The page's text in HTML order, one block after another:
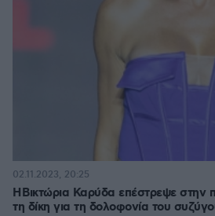
Η Βικτώρια Καρύδα επέστρεψε στην
τη δίκη για τη δολοφονία του
02.11.2023, 20:25